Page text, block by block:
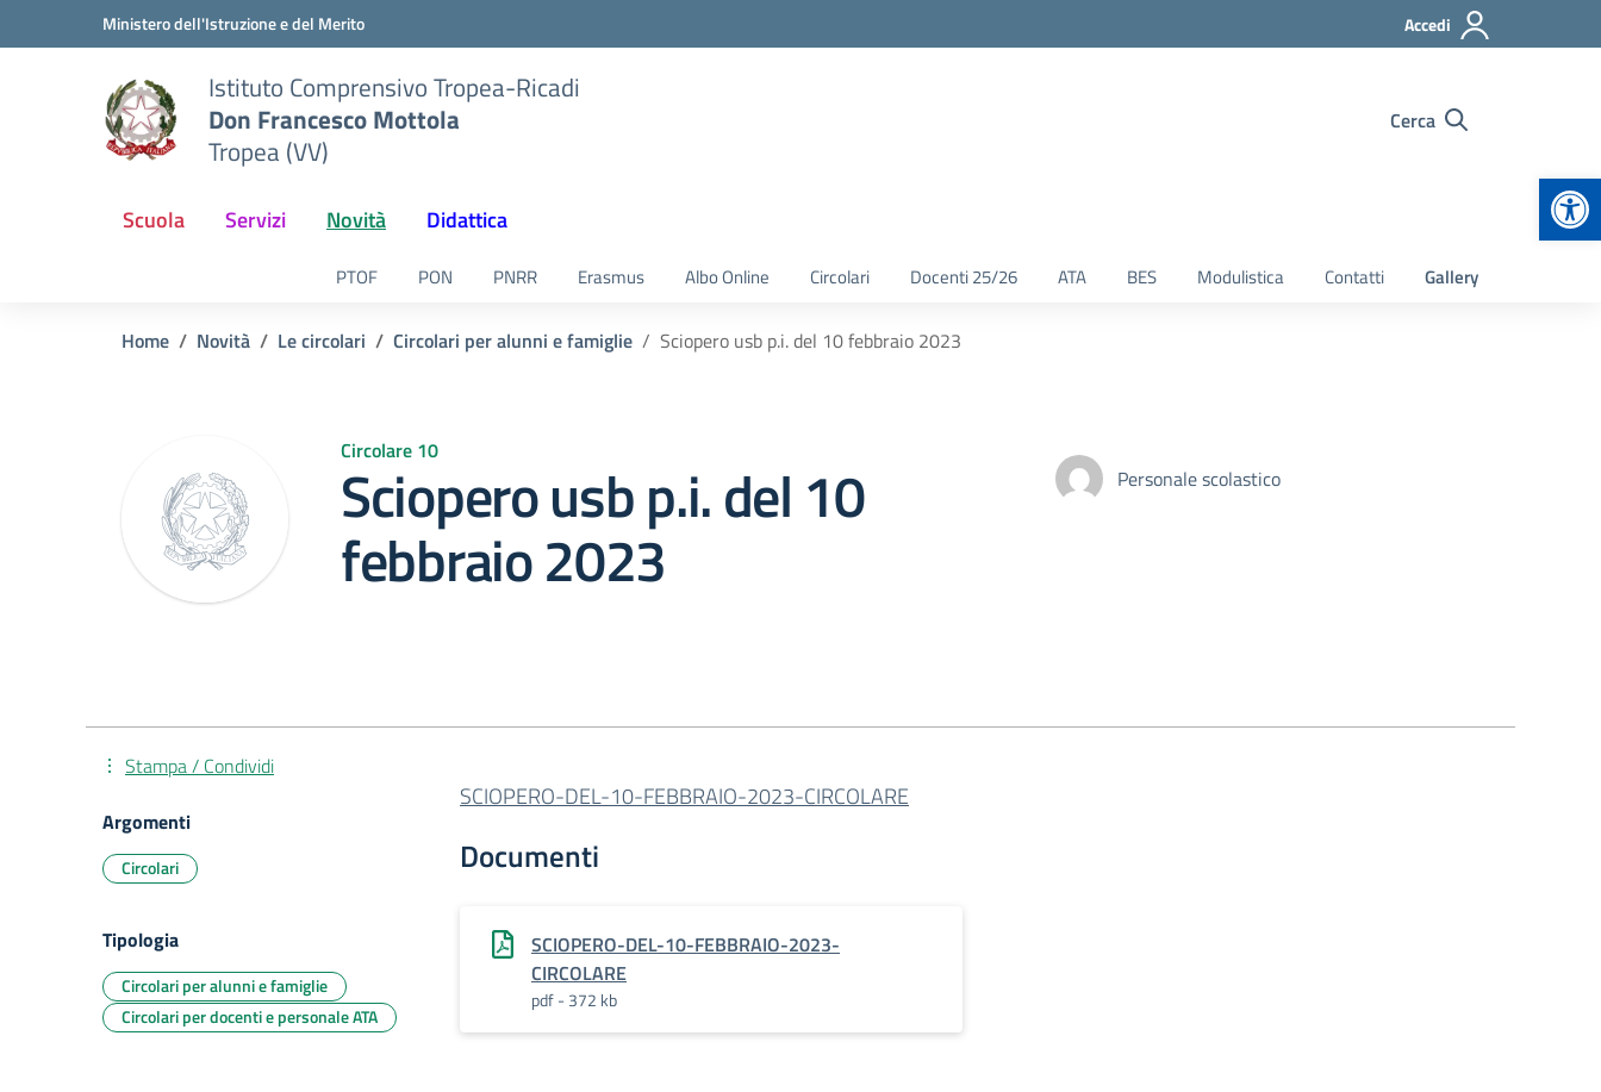
Vai ai contenuti
Vai al menu di navigazioneMinistero dell'Istruzione e del Merito Accedi
Istituto Comprensivo Tropea-Ricadi
Don Francesco Mottola
Tropea (VV)
Cerca
Scuola Servizi Novità Didattica
PTOF PON PNRR Erasmus Albo Online Circolari Docenti 25/26 ATA BES Modulistica Contatti Gallery
Home Novità Le circolari Circolari per alunni e famiglie Sciopero usb p.i. del 10 febbraio 2023
Circolare 10
Sciopero usb p.i. del 10
febbraio 2023
Personale scolastico
SCIOPERO-DEL-10-FEBBRAIO-2023-CIRCOLARE
Documenti
SCIOPERO-DEL-10-FEBBRAIO-2023-
CIRCOLARE
pdf - 372 kb
Stampa / Condividi
Argomenti
Circolari
Tipologia
Circolari per alunni e famiglie
Circolari per docenti e personale ATA